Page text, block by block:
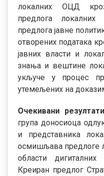
локалних ОЦД
предлога
предлога јавне
отворених података
јавних власти и
знања и вештине
укључе у процес
утемељених на
Очекивани резултати
група доносиоца
и представника
осмишљава предлоге
области
Креиран предлог